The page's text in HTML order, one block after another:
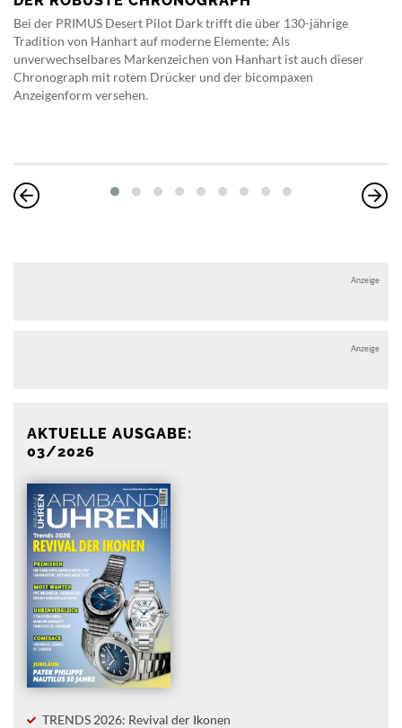
Bei der PRIMUS Desert Pilot Dark trifft die über 130-jährige
Tradition von Hanhart auf moderne Elemente: Als
unverwechselbares Markenzeichen von Hanhart ist auch dieser
Chronograph mit rotem Drücker und der bicompaxen
Anzeigenform versehen.
Anzeige
Anzeige
AKTUELLE AUSGABE:
03/2026
TRENDS 2026: Revival der Ikonen